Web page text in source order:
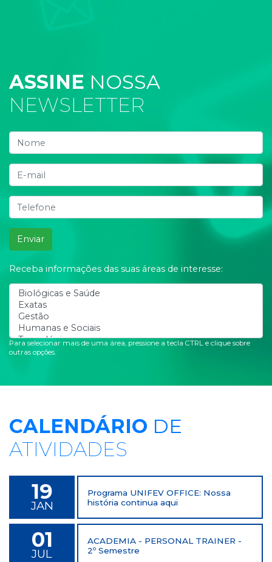
ASSINE NOSSA
NEWSLETTER
Enviar
Receba informações das suas áreas de interesse:
Para selecionar mais de uma área, pressione a tecla CTRL e clique sobre
outras opções.
CALENDÁRIO DE
ATIVIDADES
19
JAN
Programa UNIFEV OFFICE: Nossa
história continua aqui
01
JUL
ACADEMIA - PERSONAL TRAINER -
2º Semestre